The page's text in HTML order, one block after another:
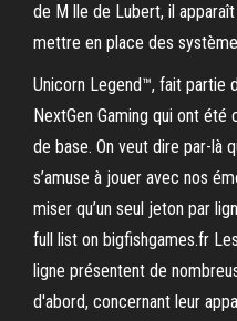
de M lle de Lubert, il
mettre en place des
Unicorn Legend™, fait partie
NextGen Gaming qui ont
de base. On veut dire par-là
s’amuse à jouer avec nos
miser qu’un seul jeton par
full list on bigfishgames.fr
ligne présentent de
d'abord, concernant leur